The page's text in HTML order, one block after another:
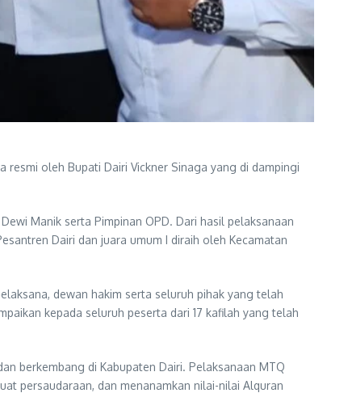
resmi oleh Bupati Dairi Vickner Sinaga yang di dampingi
Manik serta Pimpinan OPD. Dari hasil pelaksanaan
Dairi dan juara umum I diraih oleh Kecamatan
dewan hakim serta seluruh pihak yang telah
kepada seluruh peserta dari 17 kafilah yang telah
berkembang di Kabupaten Dairi. Pelaksanaan MTQ
persaudaraan, dan menanamkan nilai-nilai Alquran